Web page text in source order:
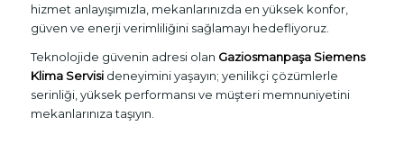
hizmet anlayışımızla, mekanlarınızda en yüksek konfor,
güven ve enerji verimliliğini sağlamayı hedefliyoruz.
Teknolojide güvenin adresi olan Gaziosmanpaşa Siemens
Klima Servisideneyimini yaşayın; yenilikçi çözümlerle
serinliği, yüksek performansı ve müşteri memnuniyetini
mekanlarınıza taşıyın.